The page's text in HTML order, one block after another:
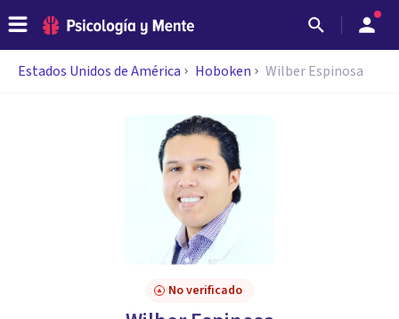
Estados Unidos de América Hoboken Wilber Espinosa
No verificado